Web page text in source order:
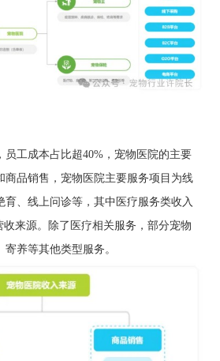
员工成本占比超40%，宠物医院的主要
商品销售，宠物医院主要服务项目为线
育、线上问诊等，其中医疗服务类收入
收来源。除了医疗相关服务，部分宠物
养等其他类型服务。